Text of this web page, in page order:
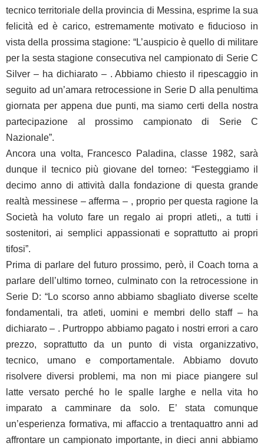
tecnico territoriale della provincia di Messina, esprime la sua
felicità ed è carico, estremamente motivato e fiducioso in
vista della prossima stagione: “L’auspicio è quello di militare
per la sesta stagione consecutiva nel campionato di Serie C
Silver – ha dichiarato – . Abbiamo chiesto il ripescaggio in
seguito ad un’amara retrocessione in Serie D alla penultima
giornata per appena due punti, ma siamo certi della nostra
partecipazione al prossimo campionato di Serie C
Nazionale”.
Ancora una volta, Francesco Paladina, classe 1982, sarà
dunque il tecnico più giovane del torneo: “Festeggiamo il
decimo anno di attività dalla fondazione di questa grande
realtà messinese – afferma – , proprio per questa ragione la
Società ha voluto fare un regalo ai propri atleti,, a tutti i
sostenitori, ai semplici appassionati e soprattutto ai propri
tifosi”.
Prima di parlare del futuro prossimo, però, il Coach torna a
parlare dell’ultimo torneo, culminato con la retrocessione in
Serie D: “Lo scorso anno abbiamo sbagliato diverse scelte
fondamentali, tra atleti, uomini e membri dello staff – ha
dichiarato – . Purtroppo abbiamo pagato i nostri errori a caro
prezzo, soprattutto da un punto di vista organizzativo,
tecnico, umano e comportamentale. Abbiamo dovuto
risolvere diversi problemi, ma non mi piace piangere sul
latte versato perché ho le spalle larghe e nella vita ho
imparato a camminare da solo. E’ stata comunque
un’esperienza formativa, mi affaccio a trentaquattro anni ad
affrontare un campionato importante, in dieci anni abbiamo